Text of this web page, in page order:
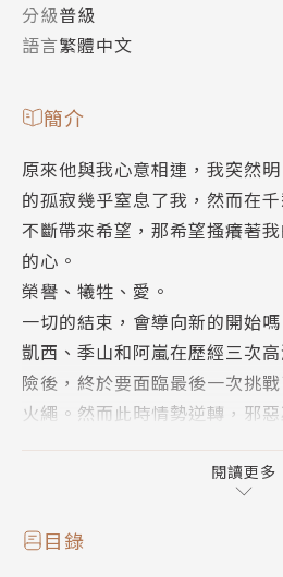
分級普級
語言繁體中文
簡介
原來他與我心意相連，我突然
的孤寂幾乎窒息了我，然而在
不斷帶來希望，那希望搔癢著
的心。
榮譽、犧牲、愛。
一切的結束，會導向新的開始嗎
凱西、季山和阿嵐在歷經三次
險後，終於要面臨最後一次挑
火繩。然而此時情勢逆轉，邪
能釋放她心愛的兩位王子。然
必須做出此生最艱困的決定。
跑，正邪雙方陷入了酣戰，愛與
閱讀更多
目錄